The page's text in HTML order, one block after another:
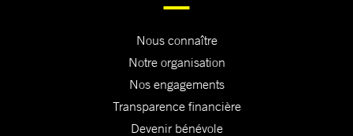
Nous connaître
Notre organisation
Nos engagements
Transparence financière
Devenir bénévole